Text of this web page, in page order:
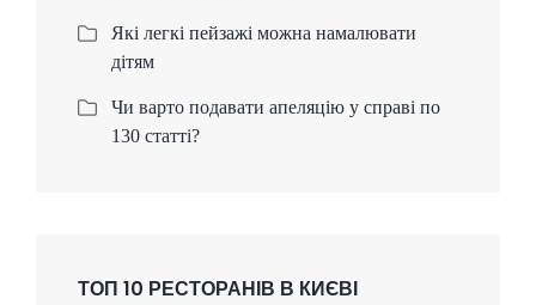
Які легкі пейзажі можна намалювати
дітям
Чи варто подавати апеляцію у справі по
130 статті?
ТОП 10 РЕСТОРАНІВ В КИЄВІ